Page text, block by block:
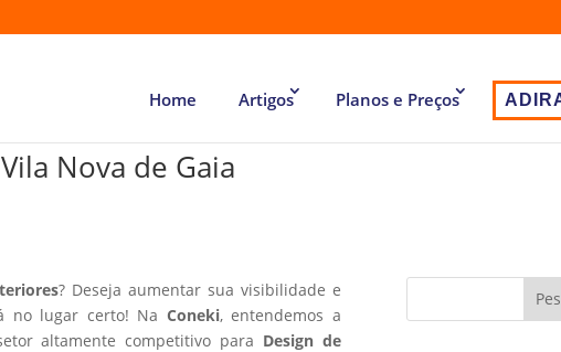
Home Artigos Planos e Preços
Nova de Gaia
? Deseja aumentar sua visibilidade e
no lugar certo! Na Coneki, entendemos a
altamente competitivo para Design de